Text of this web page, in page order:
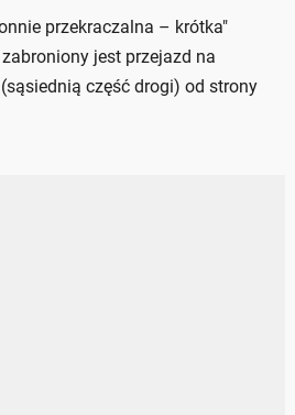
przekraczalna – krótka"
jest przejazd na
część drogi) od strony